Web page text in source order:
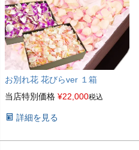
お別れ花 花びらver １箱
当店特別価格 ¥22,000税込
詳細を見る